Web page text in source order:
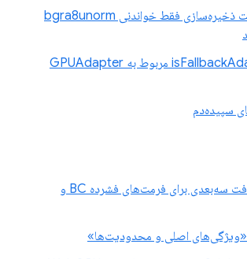
استفاده از بافت ذخیره‌سازی فقط خواندنی bgra8unorm
ویژگی isFallbackAdapter مربوط به GPUAdapter
سپیده‌دم
پشتیبانی از بافت سه‌بعدی برای فرمت‌های فشرده BC و
اصلی و محدودیت‌ها»